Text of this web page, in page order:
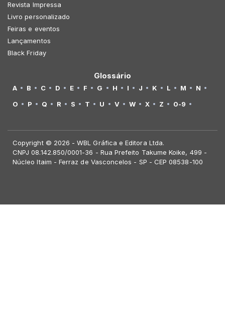
Revista Impressa
Livro personalizado
Feiras e eventos
Lançamentos
Black Friday
Glossário
A B C D E F G H I J K L M
N
O
P Q R S T U V W X Z 0-9
Copyright © 2026 - WBL Gráfica e Editora Ltda.
CNPJ 08.142.850/0001-36 - Rua Prefeito Takume Koike, 499 -
Núcleo Itaim - Ferraz de Vasconcelos - SP - CEP 08538-100